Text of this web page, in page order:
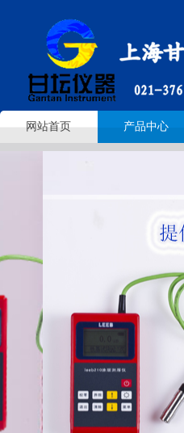
网站首页 产品中心